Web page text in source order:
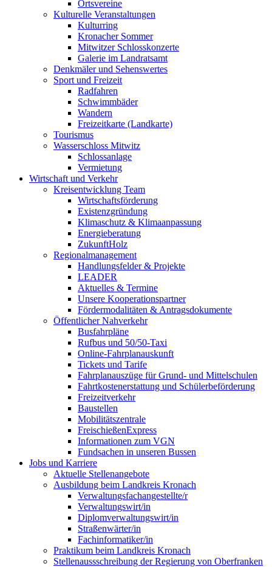
Ortsvereine
Kulturelle Veranstaltungen
Kulturring
Kronacher Sommer
Mitwitzer Schlosskonzerte
Galerie im Landratsamt
Denkmäler und Sehenswertes
Sport und Freizeit
Radfahren
Schwimmbäder
Wandern
Freizeitkarte (Landkarte)
Tourismus
Wasserschloss Mitwitz
Schlossanlage
Vermietung
Wirtschaft und Verkehr
Kreisentwicklung Team
Wirtschaftsförderung
Existenzgründung
Klimaschutz & Klimaanpassung
Energieberatung
ZukunftHolz
Regionalmanagement
Handlungsfelder & Projekte
LEADER
Aktuelles & Termine
Unsere Kooperationspartner
Fördermodalitäten & Antragsdokumente
Öffentlicher Nahverkehr
Busfahrpläne
Rufbus und 50/50-Taxi
Online-Fahrplanauskunft
Tickets und Tarife
Fahrplanauszüge für Grund- und Mittelschulen
Fahrtkostenerstattung und Schülerbeförderung
Freizeitverkehr
Baustellen
Mobilitätszentrale
FreischießenExpress
Informationen zum VGN
Fundsachen in unseren Bussen
Jobs und Karriere
Aktuelle Stellenangebote
Ausbildung beim Landkreis Kronach
Verwaltungsfachangestellte/r
Verwaltungswirt/in
Diplomverwaltungswirt/in
Straßenwärter/in
Fachinformatiker/in
Praktikum beim Landkreis Kronach
Stellenaussschreibung der Regierung von Oberfranken